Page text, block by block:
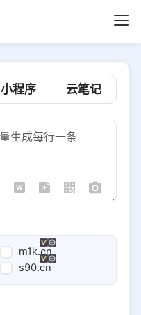
小程序 云笔记
m1k.cn
s90.cn